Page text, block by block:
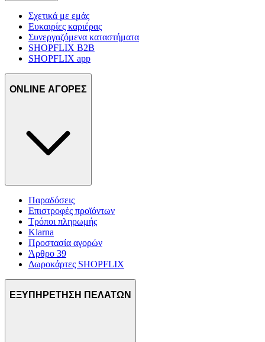
Σχετικά με εμάς
Ευκαιρίες καριέρας
Συνεργαζόμενα καταστήματα
SHOPFLIX B2B
SHOPFLIX app
ONLINE ΑΓΟΡΕΣ
Παραδόσεις
Επιστροφές προϊόντων
Τρόποι πληρωμής
Klarna
Προστασία αγορών
Άρθρο 39
Δωροκάρτες SHOPFLIX
ΕΞΥΠΗΡΕΤΗΣΗ ΠΕΛΑΤΩΝ